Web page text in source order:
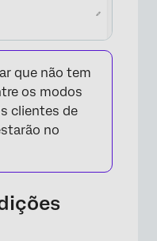
que não tem
os modos
clientes de
no